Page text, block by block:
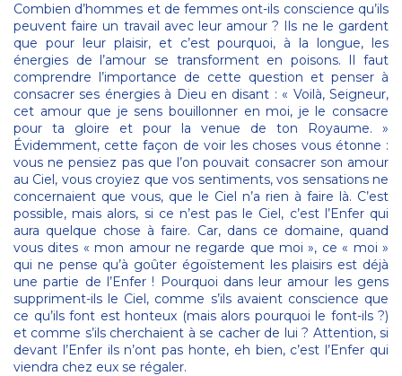
Combien d’hommes et de femmes ont-ils conscience qu’ils
peuvent faire un travail avec leur amour ? Ils ne le gardent
que pour leur plaisir, et c’est pourquoi, à la longue, les
énergies de l’amour se transforment en poisons. Il faut
comprendre l’importance de cette question et penser à
consacrer ses énergies à Dieu en disant : « Voilà, Seigneur,
cet amour que je sens bouillonner en moi, je le consacre
pour ta gloire et pour la venue de ton Royaume. »
Évidemment, cette façon de voir les choses vous étonne :
vous ne pensiez pas que l’on pouvait consacrer son amour
au Ciel, vous croyiez que vos sentiments, vos sensations ne
concernaient que vous, que le Ciel n’a rien à faire là. C’est
possible, mais alors, si ce n’est pas le Ciel, c’est l’Enfer qui
aura quelque chose à faire. Car, dans ce domaine, quand
vous dites « mon amour ne regarde que moi », ce « moi »
qui ne pense qu’à goûter égoïstement les plaisirs est déjà
une partie de l’Enfer ! Pourquoi dans leur amour les gens
suppriment-ils le Ciel, comme s’ils avaient conscience que
ce qu’ils font est honteux (mais alors pourquoi le font-ils ?)
et comme s’ils cherchaient à se cacher de lui ? Attention, si
devant l’Enfer ils n’ont pas honte, eh bien, c’est l’Enfer qui
viendra chez eux se régaler.